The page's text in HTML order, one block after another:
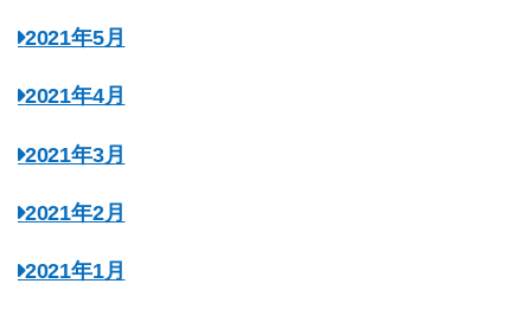
2021年5月
2021年4月
2021年3月
2021年2月
2021年1月